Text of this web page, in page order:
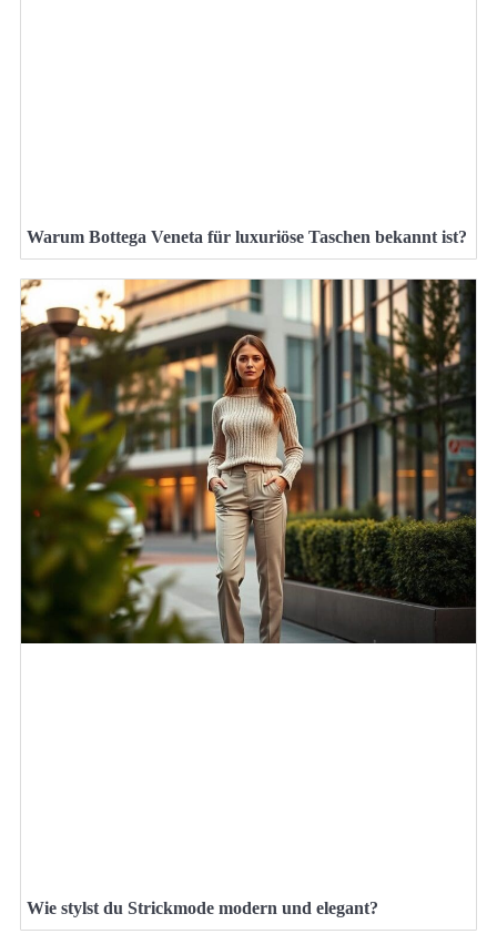
Warum Bottega Veneta für luxuriöse Taschen bekannt ist?
Wie stylst du Strickmode modern und elegant?